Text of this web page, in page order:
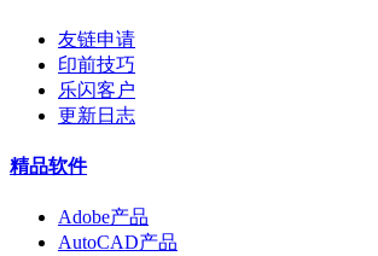
友链申请
印前技巧
乐闪客户
更新日志
精品软件
Adobe产品
AutoCAD产品